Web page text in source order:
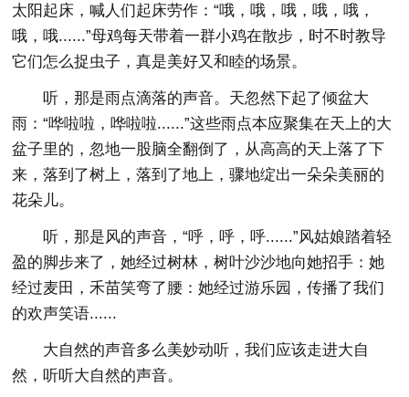
太阳起床，喊人们起床劳作：“哦，哦，哦，哦，哦，
哦，哦......”母鸡每天带着一群小鸡在散步，时不时教导
它们怎么捉虫子，真是美好又和睦的场景。
听，那是雨点滴落的声音。天忽然下起了倾盆大
雨：“哗啦啦，哗啦啦......”这些雨点本应聚集在天上的大
盆子里的，忽地一股脑全翻倒了，从高高的天上落了下
来，落到了树上，落到了地上，骤地绽出一朵朵美丽的
花朵儿。
听，那是风的声音，“呼，呼，呼......”风姑娘踏着轻
盈的脚步来了，她经过树林，树叶沙沙地向她招手：她
经过麦田，禾苗笑弯了腰：她经过游乐园，传播了我们
的欢声笑语......
大自然的声音多么美妙动听，我们应该走进大自
然，听听大自然的声音。